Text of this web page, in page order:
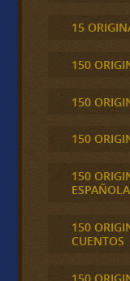
15
150
150
150
150
ESPAÑOLA
150
CUENTOS
150